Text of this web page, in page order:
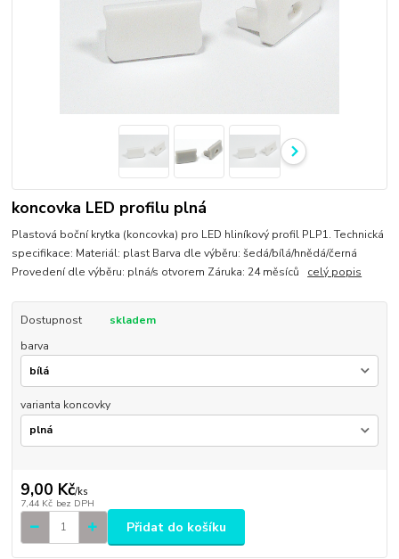
koncovka LED profilu plná
Plastová boční krytka (koncovka) pro LED hliníkový profil PLP1. Technická
specifikace: Materiál: plast Barva dle výběru: šedá/bílá/hnědá/černá
Provedení dle výběru: plná/s otvorem Záruka: 24 měsíců celý popis
Dostupnost
skladem
barva
varianta koncovky
9,00 Kč/ks
7,44 Kč bez DPH
Přidat do košíku